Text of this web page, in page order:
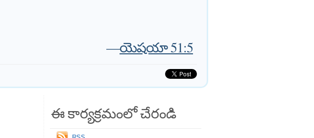
—యెషయా 51:5
ఈ కార్యక్రమంలో చేరండి